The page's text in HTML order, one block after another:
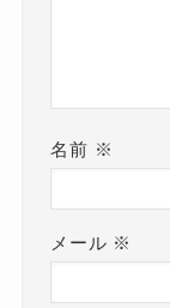
名前 ※
メール ※